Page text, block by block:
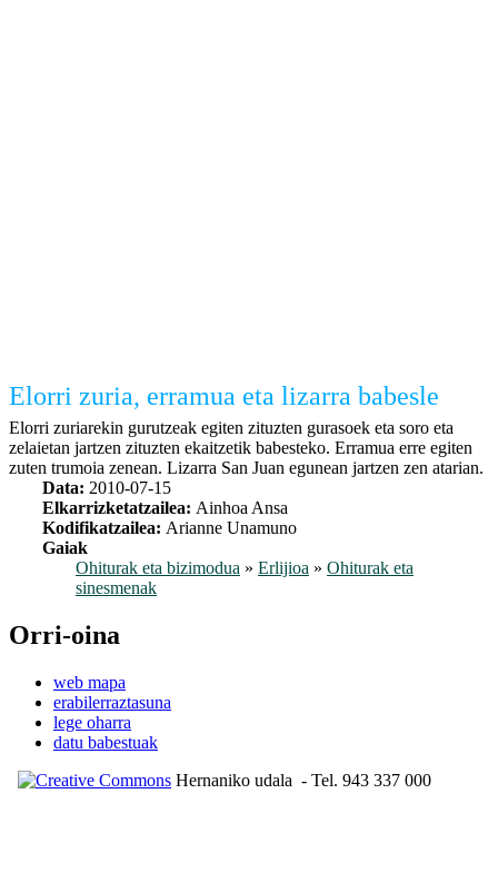
Elorri zuria, erramua eta lizarra babesle
Elorri zuriarekin gurutzeak egiten zituzten gurasoek eta soro eta
zelaietan jartzen zituzten ekaitzetik babesteko. Erramua erre egiten
zuten trumoia zenean. Lizarra San Juan egunean jartzen zen atarian.
Data: 2010-07-15
Elkarrizketatzailea: Ainhoa Ansa
Kodifikatzailea: Arianne Unamuno
Gaiak
Ohiturak eta bizimodua » Erlijioa » Ohiturak eta
sinesmenak
Orri-oina
web mapa
erabilerraztasuna
lege oharra
datu babestuak
Hernaniko udala - Tel. 943 337 000